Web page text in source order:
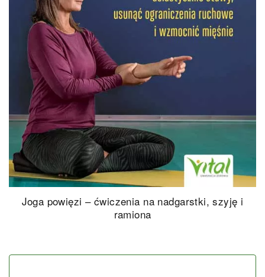
Joga dłoni i nadgarstków